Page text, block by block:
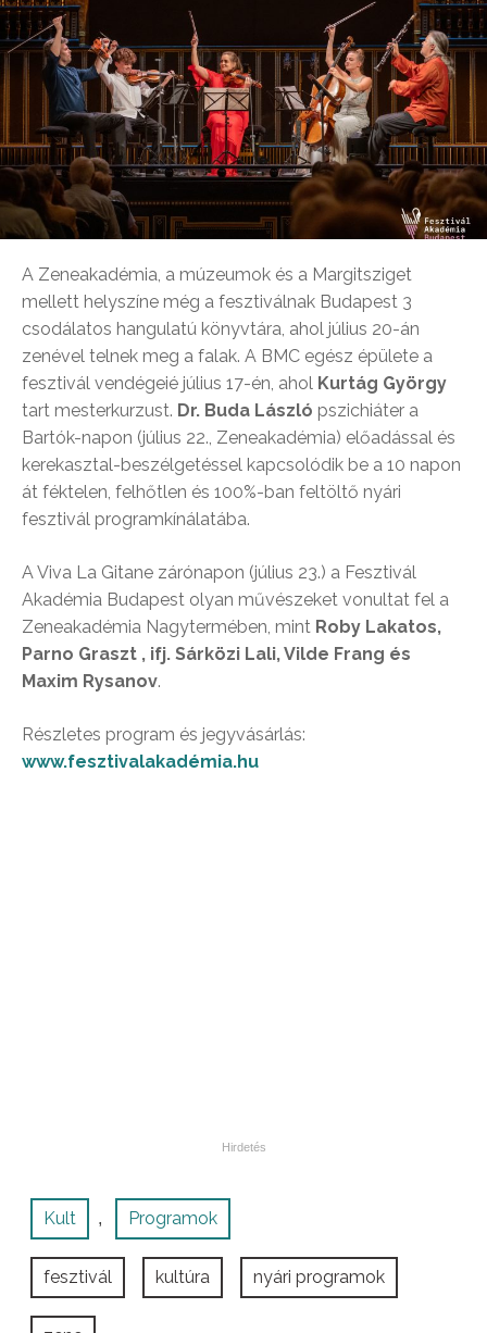
A Zeneakadémia, a múzeumok és a Margitsziget
mellett helyszíne még a fesztiválnak Budapest 3
csodálatos hangulatú könyvtára, ahol július 20-án
zenével telnek meg a falak. A BMC egész épülete a
fesztivál vendégeié július 17-én, ahol Kurtág György
tart mesterkurzust. Dr. Buda László pszichiáter a
Bartók-napon (július 22., Zeneakadémia) előadással és
kerekasztal-beszélgetéssel kapcsolódik be a 10 napon
át féktelen, felhőtlen és 100%-ban feltöltő nyári
fesztivál programkínálatába.
A Viva La Gitane zárónapon (július 23.) a Fesztivál
Akadémia Budapest olyan művészeket vonultat fel a
Zeneakadémia Nagytermében, mint Roby Lakatos,
Parno Graszt , ifj. Sárközi Lali, Vilde Frang és
Maxim Rysanov.
Részletes program és jegyvásárlás:
www.fesztivalakadémia.hu
Kult , Programok
fesztivál kultúra nyári programok